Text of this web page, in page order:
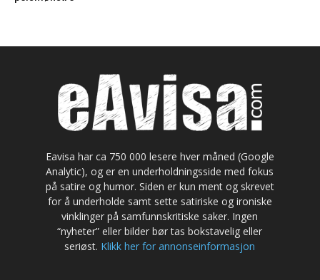
Eavisa har ca 750 000 lesere hver måned (Google
Analytic), og er en underholdningsside med fokus
på satire og humor. Siden er kun ment og skrevet
for å underholde samt sette satiriske og ironiske
vinklinger på samfunnskritiske saker. Ingen
“nyheter” eller bilder bør tas bokstavelig eller
seriøst. Klikk her for annonseinformasjon